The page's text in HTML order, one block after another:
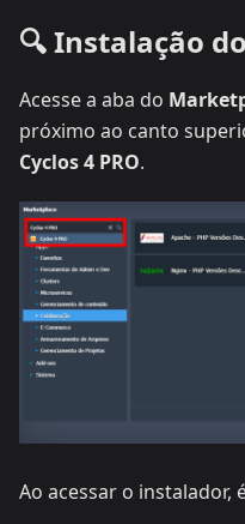
🔍 Instalação
Acesse a aba do
próximo ao canto
Cyclos 4 PRO.
Ao acessar o instalador,